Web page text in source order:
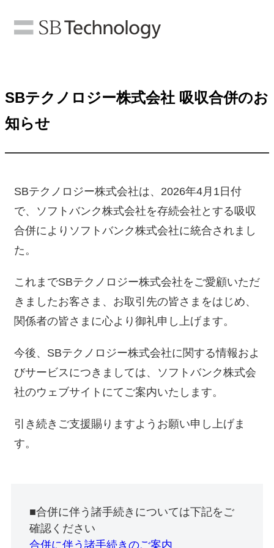
SBテクノロジー株式会社 吸収合併のお
知らせ
SBテクノロジー株式会社は、2026年4月1日付
で、ソフトバンク株式会社を存続会社とする吸収
合併によりソフトバンク株式会社に統合されまし
た。
これまでSBテクノロジー株式会社をご愛顧いただ
きましたお客さま、お取引先の皆さまをはじめ、
関係者の皆さまに心より御礼申し上げます。
今後、SBテクノロジー株式会社に関する情報およ
びサービスにつきましては、ソフトバンク株式会
社のウェブサイトにてご案内いたします。
引き続きご支援賜りますようお願い申し上げま
す。
■合併に伴う諸手続きについては下記をご
確認ください
合併に伴う諸手続きのご案内